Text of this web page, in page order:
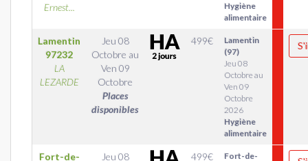
Ernest...
Hygiène
alimentaire
Lamentin
97232
LA
LEZARDE
Jeu 08
Octobre au
Ven 09
Octobre
Places
disponibles
499€
Lamentin
(97)
Jeu 08
Octobre au
Ven 09
Octobre
2026
Hygiène
alimentaire
Fort-de-
Jeu 08
499€
Fort-de-